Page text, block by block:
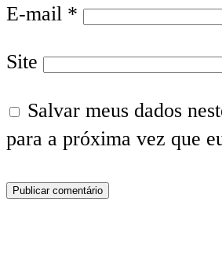
E-mail *
Site
Salvar meus dados
para a próxima vez que